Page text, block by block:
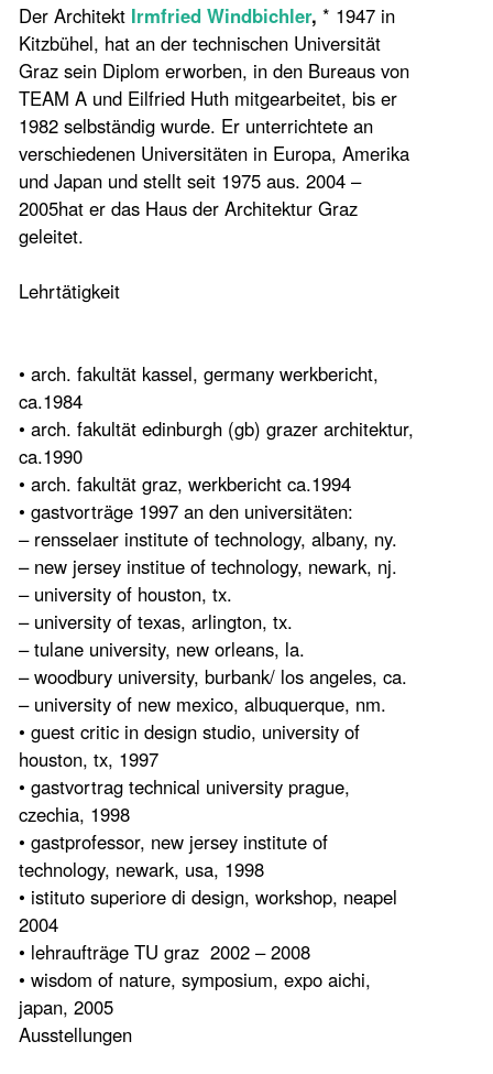
Der Architekt Irmfried Windbichler, * 1947 in
Kitzbühel, hat an der technischen Universität
Graz sein Diplom erworben, in den Bureaus von
TEAM A und Eilfried Huth mitgearbeitet, bis er
1982 selbständig wurde. Er unterrichtete an
verschiedenen Universitäten in Europa, Amerika
und Japan und stellt seit 1975 aus. 2004 –
2005hat er das Haus der Architektur Graz
geleitet.
Lehrtätigkeit
• arch. fakultät kassel, germany werkbericht,
ca.1984
• arch. fakultät edinburgh (gb) grazer architektur,
ca.1990
• arch. fakultät graz, werkbericht ca.1994
• gastvorträge 1997 an den universitäten:
– rensselaer institute of technology, albany, ny.
– new jersey institue of technology, newark, nj.
– university of houston, tx.
– university of texas, arlington, tx.
– tulane university, new orleans, la.
– woodbury university, burbank/ los angeles, ca.
– university of new mexico, albuquerque, nm.
• guest critic in design studio, university of
houston, tx, 1997
• gastvortrag technical university prague,
czechia, 1998
• gastprofessor, new jersey institute of
technology, newark, usa, 1998
• istituto superiore di design, workshop, neapel
2004
• lehraufträge TU graz 2002 – 2008
• wisdom of nature, symposium, expo aichi,
japan, 2005
Ausstellungen